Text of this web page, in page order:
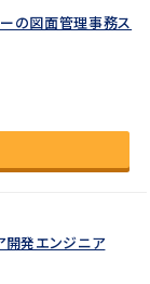
の図面管理事務ス
開発エンジニア